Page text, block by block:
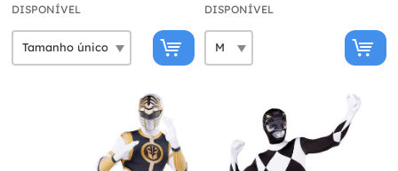
DISPONÍVEL DISPONÍVEL